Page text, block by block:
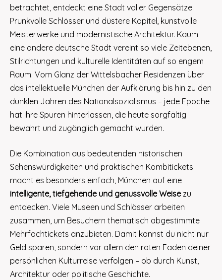
betrachtet, entdeckt eine Stadt voller Gegensätze:
Prunkvolle Schlösser und düstere Kapitel, kunstvolle
Meisterwerke und modernistische Architektur. Kaum
eine andere deutsche Stadt vereint so viele Zeitebenen,
Stilrichtungen und kulturelle Identitäten auf so engem
Raum. Vom Glanz der Wittelsbacher Residenzen über
das intellektuelle München der Aufklärung bis hin zu den
dunklen Jahren des Nationalsozialismus – jede Epoche
hat ihre Spuren hinterlassen, die heute sorgfältig
bewahrt und zugänglich gemacht wurden.
Die Kombination aus bedeutenden historischen
Sehenswürdigkeiten und praktischen Kombitickets
macht es besonders einfach, München auf eine
intelligente, tiefgehende und genussvolle Weisezu
entdecken. Viele Museen und Schlösser arbeiten
zusammen, um Besuchern thematisch abgestimmte
Mehrfachtickets anzubieten. Damit kannst du nicht nur
Geld sparen, sondern vor allem den roten Faden deiner
persönlichen Kulturreise verfolgen – ob durch Kunst,
Architektur oder politische Geschichte.